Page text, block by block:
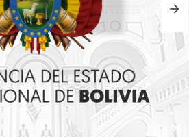
CONOCE MÁS...